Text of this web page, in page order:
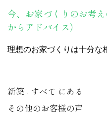
今、お家づくりのお考
からアドバイス）
理想のお家づくりは十分な
新築 - すべて にある
その他のお客様の声